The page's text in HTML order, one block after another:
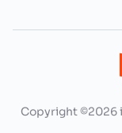
Copyright ©2026